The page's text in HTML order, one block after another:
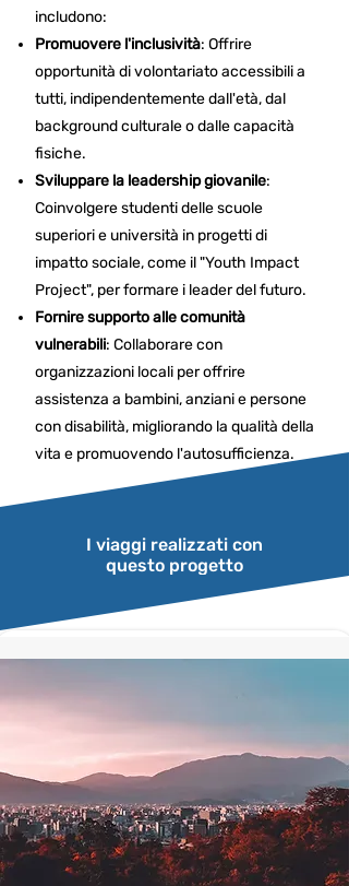
includono:​
Promuovere l'inclusività: Offrire
opportunità di volontariato accessibili a
tutti, indipendentemente dall'età, dal
background culturale o dalle capacità
fisiche.​
Sviluppare la leadership giovanile:
Coinvolgere studenti delle scuole
superiori e università in progetti di
impatto sociale, come il "Youth Impact
Project", per formare i leader del futuro.
Fornire supporto alle comunità
vulnerabili: Collaborare con
organizzazioni locali per offrire
assistenza a bambini, anziani e persone
con disabilità, migliorando la qualità della
vita e promuovendo l'autosufficienza.
I viaggi realizzati con
questo progetto